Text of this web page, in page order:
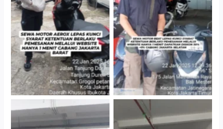
Cabang Jakarta Barat
Gedung Parkir P6A